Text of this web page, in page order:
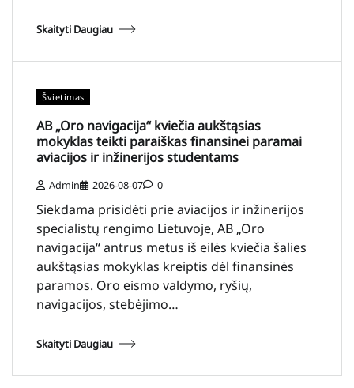
Skaityti Daugiau
Švietimas
AB „Oro navigacija“ kviečia aukštąsias
mokyklas teikti paraiškas finansinei paramai
aviacijos ir inžinerijos studentams
Admin 2026-08-07 0
Siekdama prisidėti prie aviacijos ir inžinerijos
specialistų rengimo Lietuvoje, AB „Oro
navigacija“ antrus metus iš eilės kviečia šalies
aukštąsias mokyklas kreiptis dėl finansinės
paramos. Oro eismo valdymo, ryšių,
navigacijos, stebėjimo…
Skaityti Daugiau